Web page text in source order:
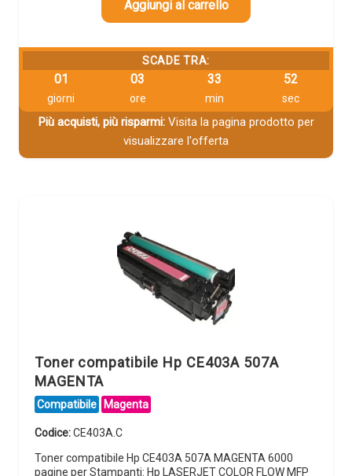
Aggiungi al carrello
SCADE TRA:
01
giorni
03
ore
33
min
51
sec
Più acquisti, più risparmi:Visita la pagina prodotto per
visualizzare l'offerta
Toner compatibile Hp CE403A 507A
MAGENTA
Compatibile Magenta
Codice:CE403A.C
Toner compatibile Hp CE403A 507A MAGENTA 6000
pagine per Stampanti: Hp LASERJET COLOR FLOW MFP